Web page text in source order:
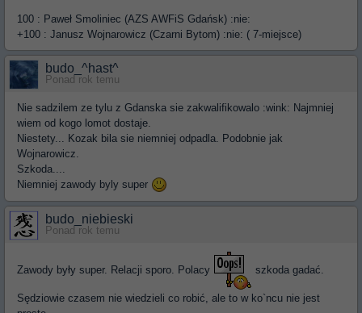
100 : Paweł Smoliniec (AZS AWFiS Gdańsk) :nie:
+100 : Janusz Wojnarowicz (Czarni Bytom) :nie: ( 7-miejsce)
budo_^hast^
Ponad rok temu
Nie sadzilem ze tylu z Gdanska sie zakwalifikowalo :wink: Najmniej
wiem od kogo lomot dostaje.
Niestety... Kozak bila sie niemniej odpadla. Podobnie jak
Wojnarowicz.
Szkoda....
Niemniej zawody byly super
budo_niebieski
Ponad rok temu
Zawody były super. Relacji sporo. Polacy szkoda gadać.
Sędziowie czasem nie wiedzieli co robić, ale to w ko`ncu nie jest